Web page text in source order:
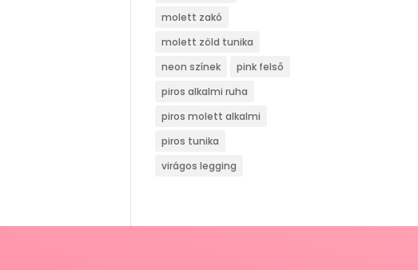
molett zakó
molett zöld tunika
neon színek
pink felső
piros alkalmi ruha
piros molett alkalmi
piros tunika
virágos legging